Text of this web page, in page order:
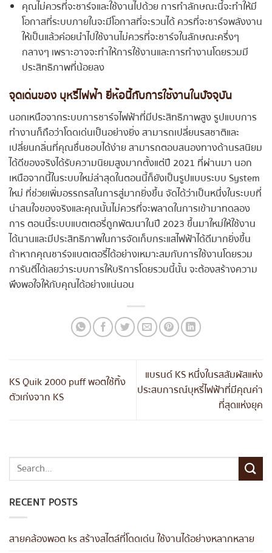
คุณไม่ควรที่จะชาร์จและใช้งานไปด้วย การทำลักษณะนี้จะทำให้มี
โอกาสที่ระบบภายในจะมีโอกาสที่จะรวนได้ ควรที่จะชาร์จพลังงาน
ให้เป็นแล้วค่อยนำไปใช้งานไม่ควรที่จะชาร์จในลักษณะครึ่งๆ
กลางๆ เพราะอาจจะทำให้การใช้งานและการทำงานโดยรวมมี
ประสิทธิภาพที่น้อยลง
จุดเด่นของ บุหรี่ไฟฟ้า ยี่ห้อนี้กับการใช้งานในปัจจุบัน
นอกเหนือจากระบบการชาร์จไฟฟ้าที่มีประสิทธิภาพสูง รูปแบบการ
ทำงานก็ถือว่าโดดเด่นเป็นอย่างยิ่ง สามารถเปลี่ยนรสชาติและ
เปลี่ยนกลิ่นที่คุณชื่นชอบได้ง่าย สามารถตอบสนองทางด้านรสนิยม
ได้ดีของจริงได้รับความนิยมสูงมากตั้งแต่ปี 2021 ที่ผ่านมา นอก
เหนือจากนี้ในระบบใหม่ล่าสุดในตอนนี้ก็ยังเป็นรูปแบบระบบ System
ใหม่ ที่ช่วยเพิ่มอรรถรสในการสู่มากยิ่งขึ้น จัดได้ว่าเป็นหนึ่งในระบบที่
น่าสนใจของจริงและคุณนั้นไม่ควรที่จะพลาดในการเข้ามาทดลอง
การ ตอนนี้ระบบแบตเตอรี่ถูกพัฒนาในปี 2023 ขึ้นมาใหม่ให้ใช้งาน
ได้นานและมีประสิทธิภาพในการจัดเก็บกระแสไฟฟ้าได้ดีมากยิ่งขึ้น
ถ้าหากคุณชาร์จแบตเตอรี่ได้อย่างเหมาะสมกับการใช้งานโดยรวม
การันตีได้เลยว่าระบบการให้บริการโดยรวมนี้นั้น จะต้องสร้างความ
พึงพอใจให้กับคุณได้อย่างแน่นอน
KS Quik 2000 puff พอตใช้ทิ้ง
ตัวเก่งจาก KS
แบรนด์ KS หนึ่งในรสสัมผัสแห่ง
ประสบการณ์บุหรี่ไฟฟ้าที่มีคุณค่า
ที่สุดแห่งยุค
RECENT POSTS
สายคล้องพอต ks สร้างสไตล์ที่โดดเด่น ใช้งานได้อย่างหลากหลาย